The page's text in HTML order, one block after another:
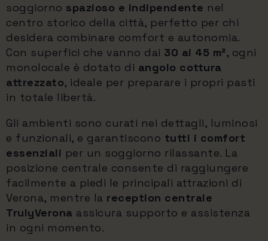
soggiorno spazioso e indipendente nel
centro storico della città, perfetto per chi
desidera combinare comfort e autonomia.
Con superfici che vanno dai 30 ai 45 m², ogni
monolocale è dotato di angolo cottura
attrezzato, ideale per preparare i propri pasti
in totale libertà.
Gli ambienti sono curati nei dettagli, luminosi
e funzionali, e garantiscono tutti i comfort
essenziali per un soggiorno rilassante. La
posizione centrale consente di raggiungere
facilmente a piedi le principali attrazioni di
Verona, mentre la reception centrale
TrulyVerona assicura supporto e assistenza
in ogni momento.